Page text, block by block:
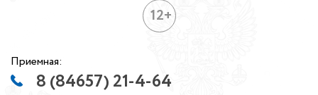
12+
Приемная:
8 (84657) 21-4-64